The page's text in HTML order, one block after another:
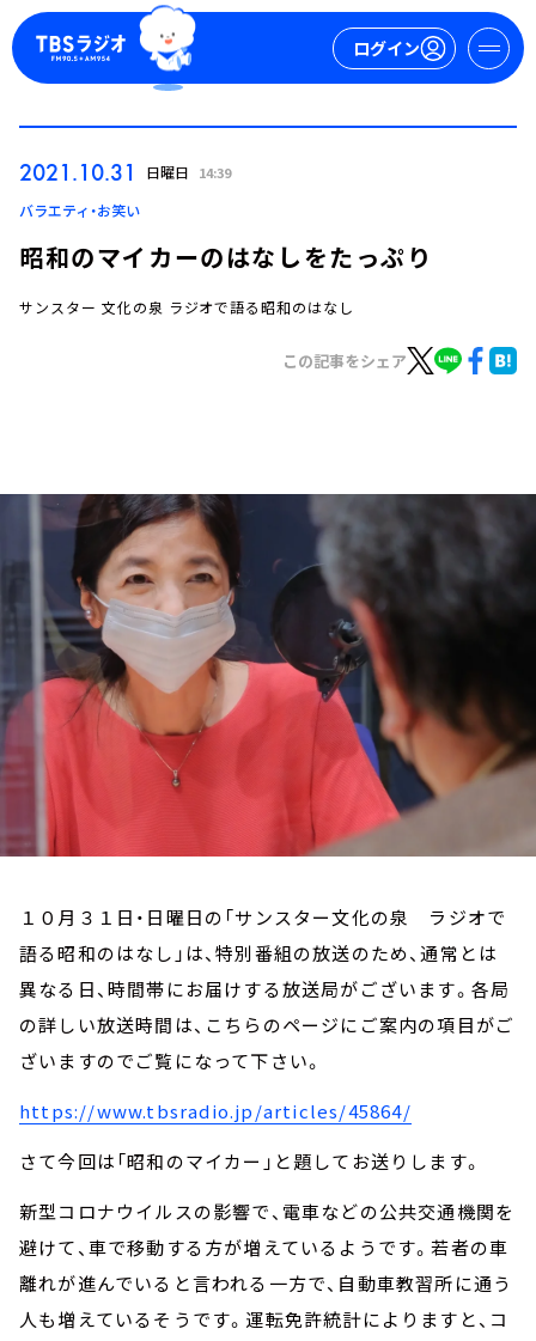
ログイン
ログイン
トピックス
TBS Podcast
お知らせ
イベント・グッズ
YouTube
会社情報
2021.10.31 日曜日 14:39
バラエティ・お笑い
昭和のマイカーのはなしをたっぷり
サンスター 文化の泉 ラジオで語る昭和のはなし
この記事をシェア
１０月３１日・日曜日の「サンスター文化の泉 ラジオで
語る昭和のはなし」は、特別番組の放送のため、通常とは
異なる日、時間帯にお届けする放送局がございます。各局
の詳しい放送時間は、こちらのページにご案内の項目がご
ざいますのでご覧になって下さい。
https://www.tbsradio.jp/articles/45864/
さて今回は「昭和のマイカー」と題してお送りします。
新型コロナウイルスの影響で、電車などの公共交通機関を
避けて、車で移動する方が増えているようです。若者の車
離れが進んでいると言われる一方で、自動車教習所に通う
人も増えているそうです。運転免許統計によりますと、コ